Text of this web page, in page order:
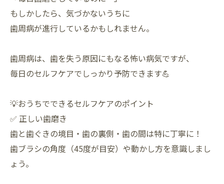
もしかしたら、気づかないうちに
歯周病が進行しているかもしれません。
歯周病は、歯を失う原因にもなる怖い病気ですが、
毎日のセルフケアでしっかり予防できます💪
💡おうちでできるセルフケアのポイント
✅ 正しい歯磨き
歯と歯ぐきの境目・歯の裏側・歯の間は特に丁寧に！
歯ブラシの角度（45度が目安）や動かし方を意識しまし
ょう。